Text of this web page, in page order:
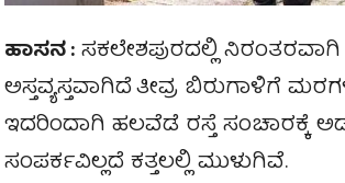
ಹಾಸನ :ಸಕಲೇಶಪುರದಲ್ಲಿ
ಅಸ್ತವ್ಯಸ್ತವಾಗಿದೆತೀವ್ರ ಬಿರುಗಾಳಿಗೆ
ಇದರಿಂದಾಗಿ ಹಲವೆಡೆ ರಸ್ತೆ ಸಂಚಾರಕ್ಕೆ
ಸಂಪರ್ಕವಿಲ್ಲದೆ ಕತ್ತಲಲ್ಲಿ ಮುಳುಗಿವೆ.